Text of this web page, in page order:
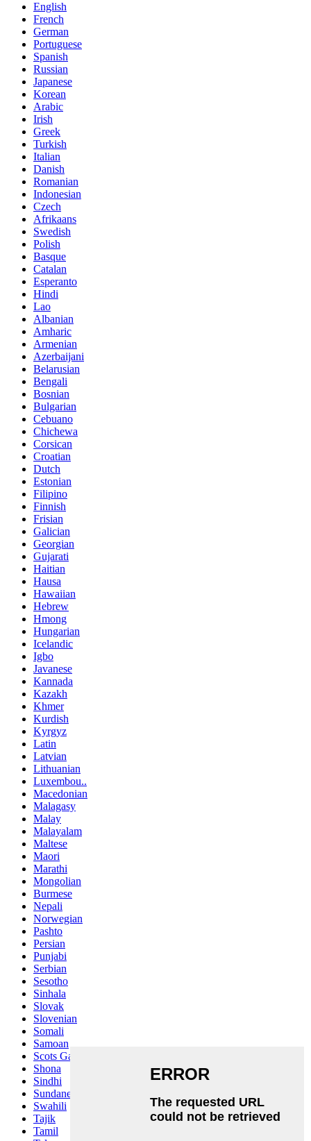
English
French
German
Portuguese
Spanish
Russian
Japanese
Korean
Arabic
Irish
Greek
Turkish
Italian
Danish
Romanian
Indonesian
Czech
Afrikaans
Swedish
Polish
Basque
Catalan
Esperanto
Hindi
Lao
Albanian
Amharic
Armenian
Azerbaijani
Belarusian
Bengali
Bosnian
Bulgarian
Cebuano
Chichewa
Corsican
Croatian
Dutch
Estonian
Filipino
Finnish
Frisian
Galician
Georgian
Gujarati
Haitian
Hausa
Hawaiian
Hebrew
Hmong
Hungarian
Icelandic
Igbo
Javanese
Kannada
Kazakh
Khmer
Kurdish
Kyrgyz
Latin
Latvian
Lithuanian
Luxembou..
Macedonian
Malagasy
Malay
Malayalam
Maltese
Maori
Marathi
Mongolian
Burmese
Nepali
Norwegian
Pashto
Persian
Punjabi
Serbian
Sesotho
Sinhala
Slovak
Slovenian
Somali
Samoan
Scots Gaelic
Shona
Sindhi
Sundanese
Swahili
Tajik
Tamil